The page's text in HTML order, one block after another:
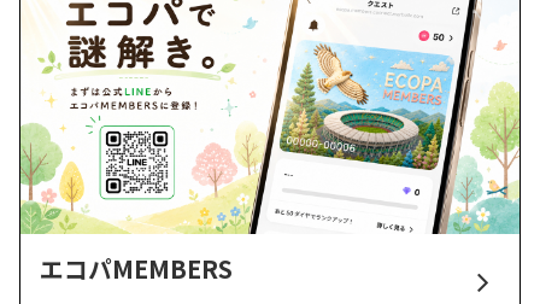
エコパMEMBERS